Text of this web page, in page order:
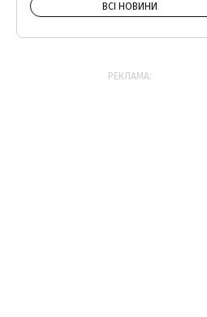
ВСІ НОВИНИ
РЕКЛАМА: